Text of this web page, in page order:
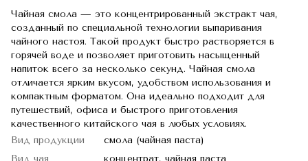
Чайная смола — это концентрированный экстракт чая,
созданный по специальной технологии выпаривания
чайного настоя. Такой продукт быстро растворяется в
горячей воде и позволяет приготовить насыщенный
напиток всего за несколько секунд. Чайная смола
отличается ярким вкусом, удобством использования и
компактным форматом. Она идеально подходит для
путешествий, офиса и быстрого приготовления
качественного китайского чая в любых условиях.
Вид продукции
смола (чайная паста)
Вид чая
концентрат, чайная паста